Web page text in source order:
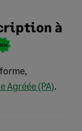
à
Agréée (PA)